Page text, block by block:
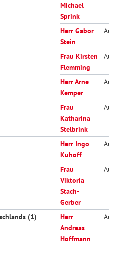
Michael
Sprink
Herr Gabor
Stein
Frau Kirsten
Flemming
Herr Arne
Kemper
Frau
Katharina
Stelbrink
Herr Ingo
Kuhoff
Frau
Viktoria
Stach-
Gerber
(1)
Herr
Andreas
Hoffmann